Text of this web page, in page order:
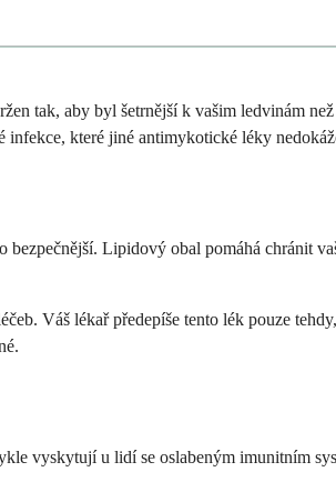
tak, aby byl šetrnější k vašim ledvinám
které jiné antimykotické léky
Lipidový obal pomáhá chránit
Váš lékař předepíše tento lék pouze
vyskytují u lidí se oslabeným imunitním